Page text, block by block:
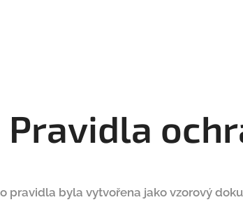
Pravidla
pravidla byla vytvořena jako vzorový